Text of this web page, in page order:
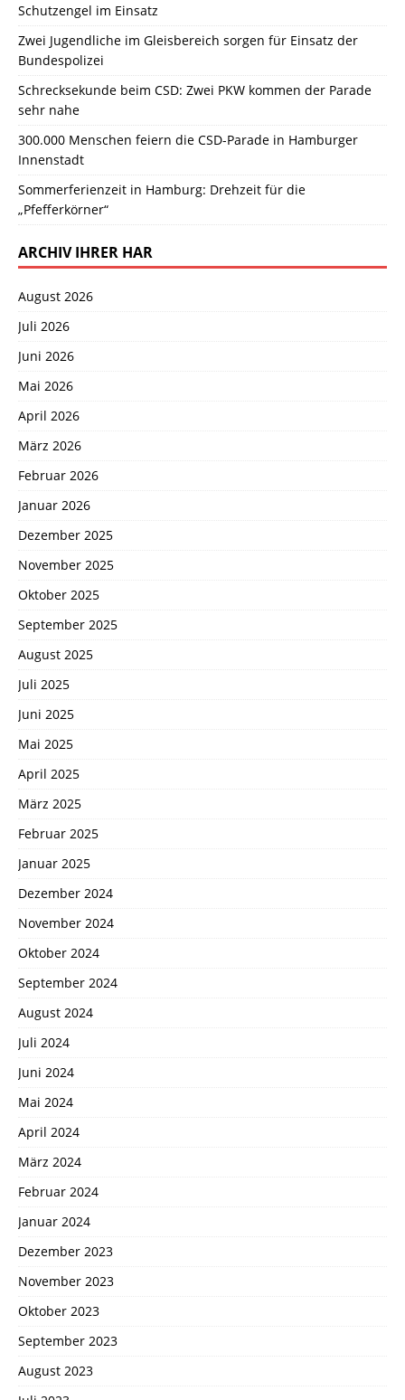
Schutzengel im Einsatz
Zwei Jugendliche im Gleisbereich sorgen für Einsatz der
Bundespolizei
Schrecksekunde beim CSD: Zwei PKW kommen der Parade
sehr nahe
300.000 Menschen feiern die CSD-Parade in Hamburger
Innenstadt
Sommerferienzeit in Hamburg: Drehzeit für die
„Pfefferkörner“
ARCHIV IHRER HAR
August 2026
Juli 2026
Juni 2026
Mai 2026
April 2026
März 2026
Februar 2026
Januar 2026
Dezember 2025
November 2025
Oktober 2025
September 2025
August 2025
Juli 2025
Juni 2025
Mai 2025
April 2025
März 2025
Februar 2025
Januar 2025
Dezember 2024
November 2024
Oktober 2024
September 2024
August 2024
Juli 2024
Juni 2024
Mai 2024
April 2024
März 2024
Februar 2024
Januar 2024
Dezember 2023
November 2023
Oktober 2023
September 2023
August 2023